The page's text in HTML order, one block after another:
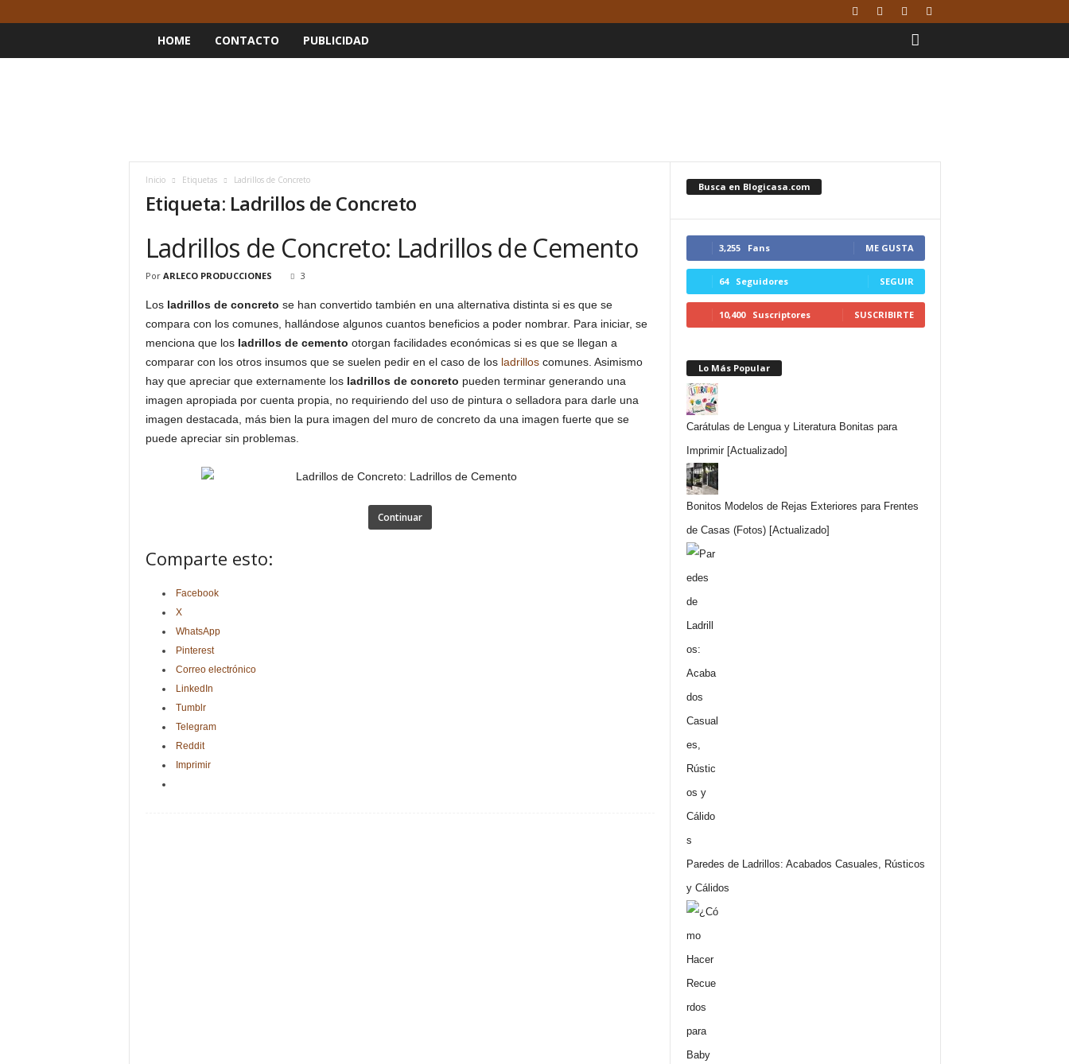
HOME CONTACTO PUBLICIDAD
Inicio Etiquetas Ladrillos de Concreto
Etiqueta: Ladrillos de Concreto
Ladrillos de Concreto: Ladrillos de Cemento
Por ARLECO PRODUCCIONES 3
Los ladrillos de concreto se han convertido también en una alternativa distinta si es que se
compara con los comunes, hallándose algunos cuantos beneficios a poder nombrar. Para iniciar, se
menciona que los ladrillos de cemento otorgan facilidades económicas si es que se llegan a
comparar con los otros insumos que se suelen pedir en el caso de los ladrilloscomunes. Asimismo
hay que apreciar que externamente los ladrillos de concreto pueden terminar generando una
imagen apropiada por cuenta propia, no requiriendo del uso de pintura o selladora para darle una
imagen destacada, más bien la pura imagen del muro de concreto da una imagen fuerte que se
puede apreciar sin problemas.
Continuar
Comparte esto:
Facebook
X
WhatsApp
Pinterest
Correo electrónico
LinkedIn
Tumblr
Telegram
Reddit
Imprimir
Busca en Blogicasa.com
3,255 Fans ME GUSTA
64 Seguidores SEGUIR
10,400 Suscriptores SUSCRIBIRTE
Lo Más Popular
Carátulas de Lengua y Literatura Bonitas para
Imprimir [Actualizado]
Bonitos Modelos de Rejas Exteriores para Frentes
de Casas (Fotos) [Actualizado]
Paredes de Ladrillos: Acabados Casuales, Rústicos
y Cálidos